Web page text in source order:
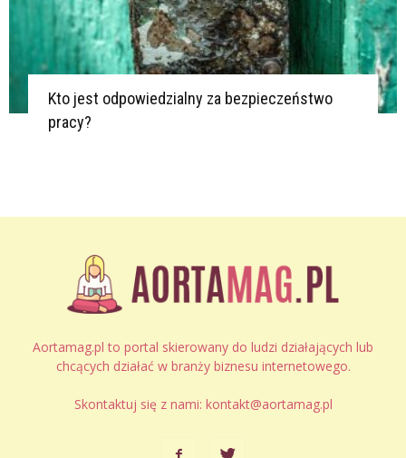
Kto jest odpowiedzialny za bezpieczeństwo
pracy?
Aortamag.pl to portal skierowany do ludzi działających lub
chcących działać w branży biznesu internetowego.
Skontaktuj się z nami: kontakt@aortamag.pl